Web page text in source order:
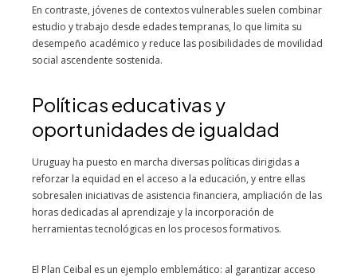
En contraste, jóvenes de contextos vulnerables suelen combinar
estudio y trabajo desde edades tempranas, lo que limita su
desempeño académico y reduce las posibilidades de movilidad
social ascendente sostenida.
Políticas educativas y
oportunidades de igualdad
Uruguay ha puesto en marcha diversas políticas dirigidas a
reforzar la equidad en el acceso a la educación, y entre ellas
sobresalen iniciativas de asistencia financiera, ampliación de las
horas dedicadas al aprendizaje y la incorporación de
herramientas tecnológicas en los procesos formativos.
El Plan Ceibal es un ejemplo emblemático: al garantizar acceso